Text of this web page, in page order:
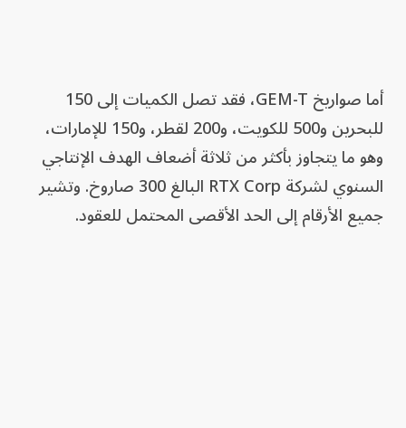
أما صواريخ GEM-T، فقد تصل الكميات إلى 150
للبحرين و500 للكويت، و200 لقطر، و150 للإمارات،
وهو ما يتجاوز بأكثر من ثلاثة أضعاف الهدف الإنتاجي
السنوي لشركة RTX Corp البالغ 300 صاروخ. وتشير
جميع الأرقام إلى الحد الأقصى المحتمل للعقود.